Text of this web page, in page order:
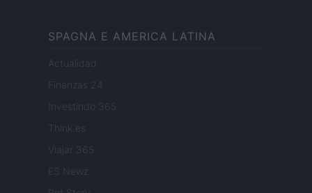
SPAGNA E AMERICA LATINA
Actualidad
Finanzas 24
Investindo 365
Think.es
Viajar 365
ES Newz